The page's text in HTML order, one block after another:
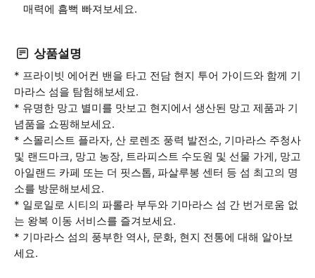
매력에 흠뻑 빠져보세요.
상품설명
* 프라이빗 에어컨 밴을 타고 전담 현지 투어 가이드와 함께 기
마라스 섬을 탐험해보세요.
* 유명한 망고 별미를 맛보고 현지에서 생산된 망고 제품과 기
념품을 쇼핑해보세요.
* 스몰리스트 플라자, 산 로렌조 풍력 발전소, 기마라스 주청사
및 랜드마크, 망고 농장, 트라피스트 수도원 및 선물 가게, 망고
아일랜드 카페 또는 더 핏스톱, 파살루봉 센터 등 섬 최고의 명
소를 방문해보세요.
* 일로일로 시티의 파롤라 부두와 기마라스 섬 간 번거로움 없
는 왕복 이동 서비스를 즐겨보세요.
* 기마라스 섬의 풍부한 역사, 문화, 현지 전통에 대해 알아보
세요.